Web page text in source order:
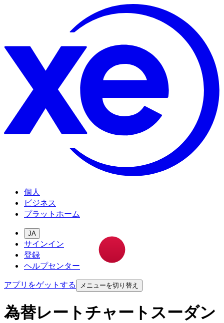
個人
ビジネス
プラットホーム
JA
サインイン
登録
ヘルプセンター
アプリをゲットする
メニューを切り替え
為替レートチャートスーダン